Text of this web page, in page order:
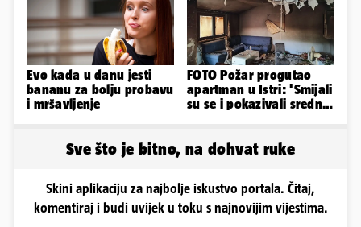
Evo kada u danu jesti
bananu za bolju probavu
i mršavljenje
FOTO Požar progutao
apartman u Istri: 'Smijali
su se i pokazivali srednji
Sve što je bitno, na dohvat ruke
Skini aplikaciju za najbolje iskustvo portala. Čitaj,
komentiraj i budi uvijek u toku s najnovijim vijestima.